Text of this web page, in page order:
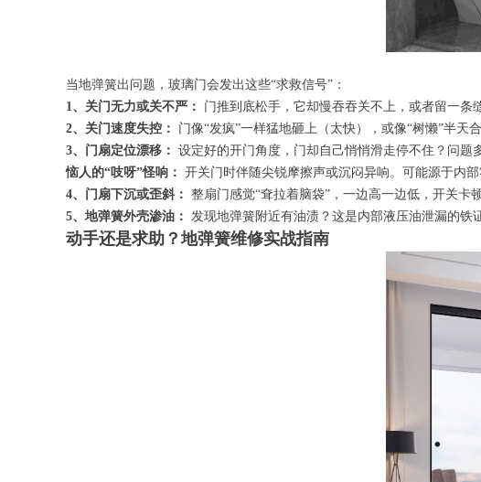
当地弹簧出问题，玻璃门会发出这些“求救信号”：
1、关门无力或关不严：
门推到底松手，它却慢吞吞关不上，或者留一条
2、关门速度失控：
门像“发疯”一样猛地砸上（太快），或像“树懒”半天
3、门扇定位漂移： 设定好的开门角度，门却自己悄悄滑走停不住？问题
恼人的“吱呀”怪响： 开关门时伴随尖锐摩擦声或沉闷异响。可能源于内
4、门扇下沉或歪斜： 整扇门感觉“耷拉着脑袋”，一边高一边低，开关卡
5、地弹簧外壳渗油：
发现地弹簧附近有油渍？这是内部液压油泄漏的铁
动手还是求助？地弹簧维修实战指南